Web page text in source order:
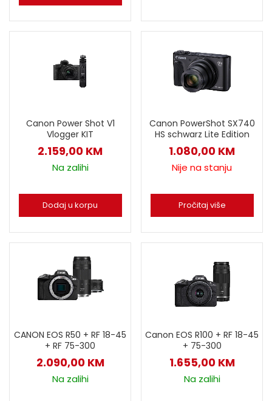
Canon Power Shot V1
Vlogger KIT
2.159,00 KM
Na zalihi
Dodaj u korpu
Canon PowerShot SX740
HS schwarz Lite Edition
1.080,00 KM
Nije na stanju
Pročitaj više
CANON EOS R50 + RF 18-45
+ RF 75-300
2.090,00 KM
Na zalihi
Canon EOS R100 + RF 18-45
+ 75-300
1.655,00 KM
Na zalihi